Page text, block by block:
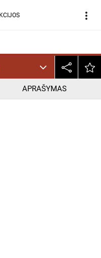
more_vert
APRAŠYMAS